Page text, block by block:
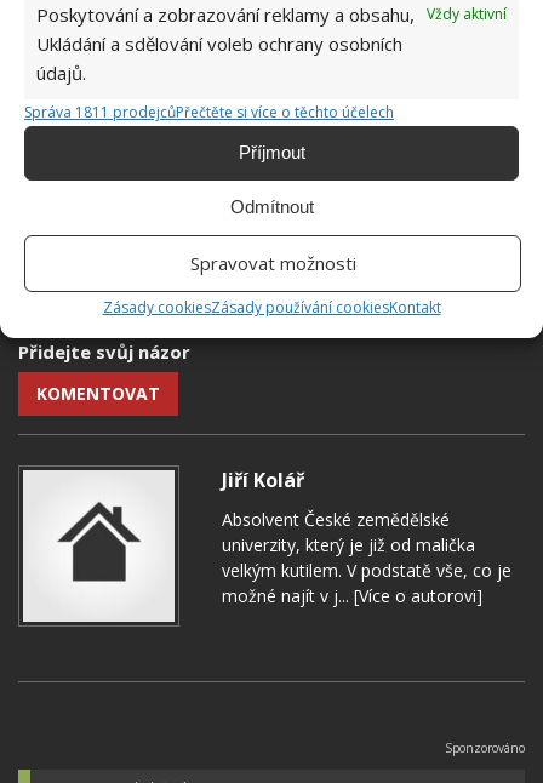
Poskytování a zobrazování reklamy a obsahu,
Ukládání a sdělování voleb ochrany osobních
údajů.
Vždy aktivní
Správa 1811 prodejcůPřečtěte si více o těchto účelech
Příjmout
Odmítnout
Spravovat možnosti
Zásady cookiesZásady používání cookiesKontakt
ORCHIDEJ
Přidejte svůj názor
KOMENTOVAT
Jiří Kolář
Absolvent České zemědělské
univerzity, který je již od malička
velkým kutilem. V podstatě vše, co je
možné najít v j... [Více o autorovi]